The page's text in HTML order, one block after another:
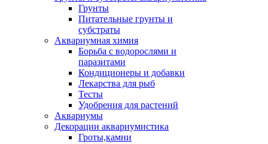
Грунты
Питательные грунты и
субстраты
Аквариумная химия
Борьба с водорослями и
паразитами
Кондиционеры и добавки
Лекарства для рыб
Тесты
Удобрения для растений
Аквариумы
Декорации аквариумистика
Гроты,камни